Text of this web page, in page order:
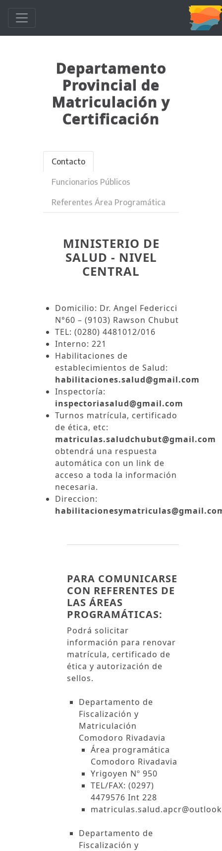
Departamento
Provincial de
Matriculación y
Certificación
Contacto
Funcionarios Públicos
Referentes Área Programática
MINISTERIO DE
SALUD - NIVEL
CENTRAL
Domicilio: Dr. Angel Federicci
N°60 – (9103) Rawson Chubut
TEL: (0280) 4481012/016
Interno: 221
Habilitaciones de
establecimientos de Salud:
habilitaciones.salud@gmail.com
Inspectoría:
inspectoriasalud@gmail.com
Turnos matrícula, certificado
de ética, etc:
matriculas.saludchubut@gmail.com
obtendrá una respuesta
automática con un link de
acceso a toda la información
necesaria.
Direccion:
PARA COMUNICARSE
CON REFERENTES DE
LAS ÁREAS
PROGRAMÁTICAS:
Podrá solicitar
información para renovar
matrícula, certificado de
ética y autorización de
sellos.
Departamento de
Fiscalización y
Matriculación
Comodoro Rivadavia
Área programática
Comodoro Rivadavia
Yrigoyen Nº 950
TEL/FAX: (0297)
4479576 Int 228
Departamento de
Fiscalización y